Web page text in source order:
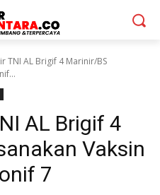
TNI AL Brigif 4 Marinir/BS
AL Brigif 4
Vaksin
7